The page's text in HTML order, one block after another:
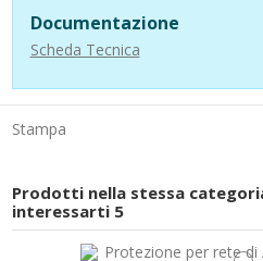
Documentazione
Scheda Tecnica
Stampa
Prodotti nella stessa
interessarti 5